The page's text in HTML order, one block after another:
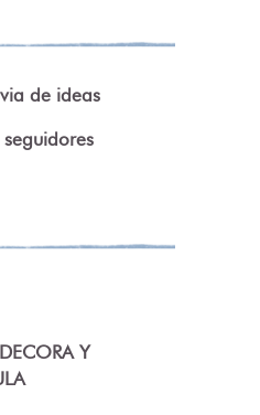
de ideas
seguidores
Y